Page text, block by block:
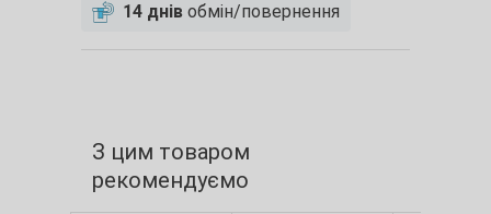
14 днів обмін/повернення
З цим товаром
рекомендуємо